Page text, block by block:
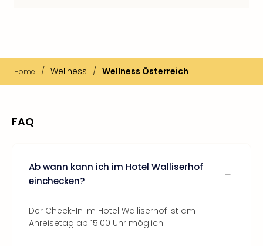
Home / Wellness / Wellness Österreich
FAQ
Ab wann kann ich im Hotel Walliserhof
einchecken?
Der Check-In im Hotel Walliserhof ist am
Anreisetag ab 15:00 Uhr möglich.